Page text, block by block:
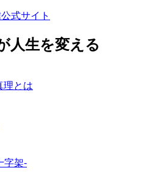
人生を変える
理とは
字架-